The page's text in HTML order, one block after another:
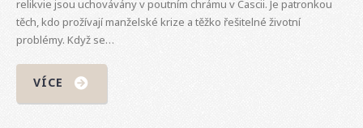
relikvie jsou uchovávány v poutním chrámu v Cascii. Je patronkou
těch, kdo prožívají manželské krize a těžko řešitelné životní
problémy. Když se…
VÍCE